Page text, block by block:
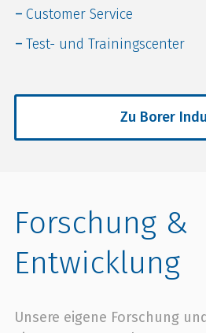
Customer Service
Test- und Trainingscenter
Zu Borer
Forschung &
Entwicklung
Unsere eigene Forschung